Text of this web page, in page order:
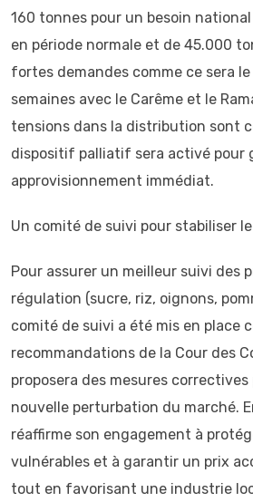
160 tonnes pour un besoin
en période normale et de 45.000
fortes demandes comme ce sera
semaines avec le Carême et le
tensions dans la distribution sont
dispositif palliatif sera activé pour
approvisionnement immédiat.
Un comité de suivi pour stabiliser
Pour assurer un meilleur suivi des
régulation (sucre, riz, oignons,
comité de suivi a été mis en place
recommandations de la Cour des
proposera des mesures
nouvelle perturbation du marché.
réaffirme son engagement à
vulnérables et à garantir un prix
tout en favorisant une industrie